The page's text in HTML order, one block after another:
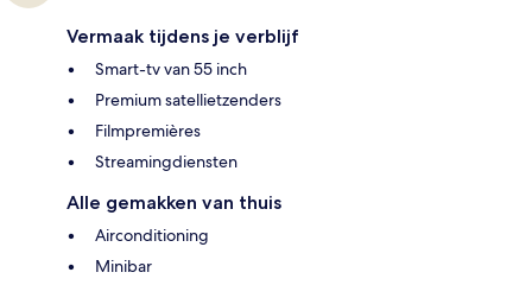
Vermaak tijdens je verblijf
Smart-tv van 55 inch
Premium satellietzenders
Filmpremières
Streamingdiensten
Alle gemakken van thuis
Airconditioning
Minibar